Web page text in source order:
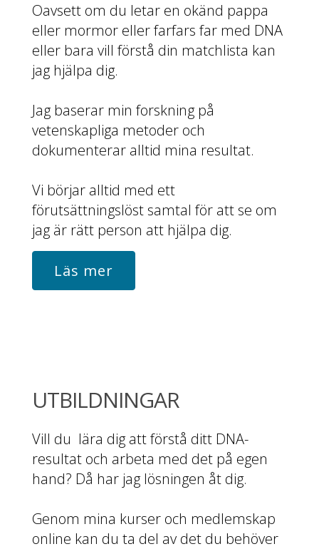
Oavsett om du letar en okänd pappa
eller mormor eller farfars far med DNA
eller bara vill förstå din matchlista kan
jag hjälpa dig.
Jag baserar min forskning på
vetenskapliga metoder och
dokumenterar alltid mina resultat.
Vi börjar alltid med ett
förutsättningslöst samtal för att se om
jag är rätt person att hjälpa dig.
Läs mer
UTBILDNINGAR
Vill du lära dig att förstå ditt DNA-
resultat och arbeta med det på egen
hand? Då har jag lösningen åt dig.
Genom mina kurser och medlemskap
online kan du ta del av det du behöver